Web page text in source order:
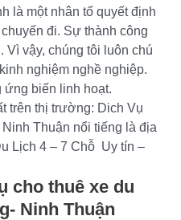
một nhân tố quyết định
đi. Sự thành công
Vì vậy, chúng tôi luôn chú
nghiệm nghề nghiệp.
ứng biến linh hoạt.
thị trường: Dich Vụ
Thuận nổi tiếng là địa
Lịch 4 – 7 Chỗ Uy tín –
cho thuê xe du
Ninh Thuận